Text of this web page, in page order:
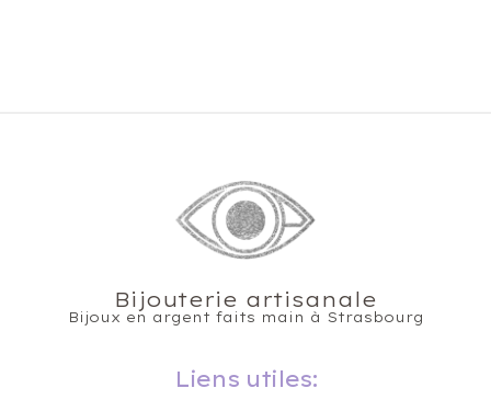
Bijouterie artisanale
Bijoux en argent faits main à Strasbourg
Liens utiles: